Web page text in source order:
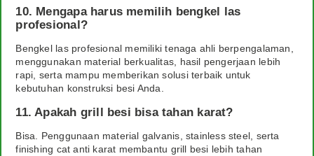
10. Mengapa harus memilih bengkel las
profesional?
Bengkel las profesional memiliki tenaga ahli berpengalaman,
menggunakan material berkualitas, hasil pengerjaan lebih
rapi, serta mampu memberikan solusi terbaik untuk
kebutuhan konstruksi besi Anda.
11. Apakah grill besi bisa tahan karat?
Bisa. Penggunaan material galvanis, stainless steel, serta
finishing cat anti karat membantu grill besi lebih tahan